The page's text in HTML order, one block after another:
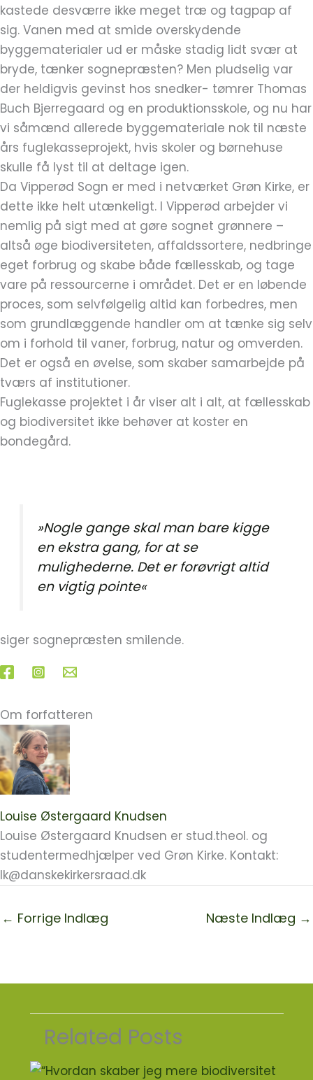
kastede desværre ikke meget træ og tagpap af
sig. Vanen med at smide overskydende
byggematerialer ud er måske stadig lidt svær at
bryde, tænker sognepræsten? Men pludselig var
der heldigvis gevinst hos snedker- tømrer Thomas
Buch Bjerregaard og en produktionsskole, og nu har
vi såmænd allerede byggemateriale nok til næste
års fuglekasseprojekt, hvis skoler og børnehuse
skulle få lyst til at deltage igen.
Da Vipperød Sogn er med i netværket Grøn Kirke, er
dette ikke helt utænkeligt. I Vipperød arbejder vi
nemlig på sigt med at gøre sognet grønnere –
altså øge biodiversiteten, affaldssortere, nedbringe
eget forbrug og skabe både fællesskab, og tage
vare på ressourcerne i området. Det er en løbende
proces, som selvfølgelig altid kan forbedres, men
som grundlæggende handler om at tænke sig selv
om i forhold til vaner, forbrug, natur og omverden.
Det er også en øvelse, som skaber samarbejde på
tværs af institutioner.
Fuglekasse projektet i år viser alt i alt, at fællesskab
og biodiversitet ikke behøver at koster en
bondegård.
»Nogle gange skal man bare kigge
en ekstra gang, for at se
mulighederne. Det er forøvrigt altid
en vigtig pointe«
siger sognepræsten smilende.
Om forfatteren
Louise Østergaard Knudsen
Louise Østergaard Knudsen er stud.theol. og
studentermedhjælper ved Grøn Kirke. Kontakt:
lk@danskekirkersraad.dk
← Forrige Indlæg Næste Indlæg →
Related Posts